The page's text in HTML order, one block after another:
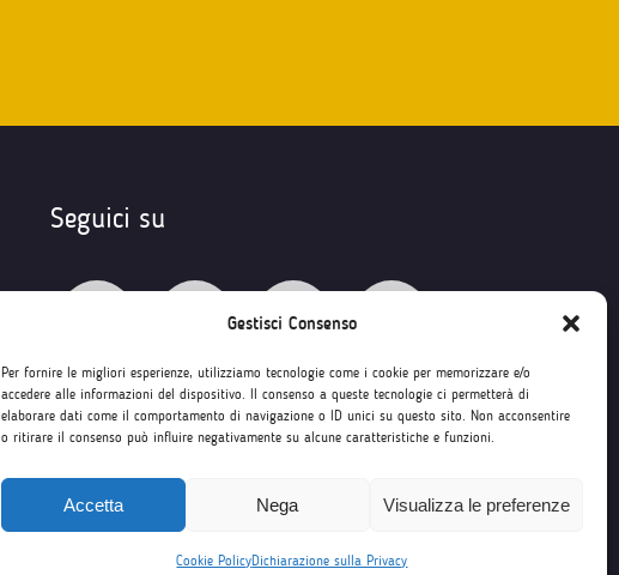
Gestisci Consenso
Per fornire le migliori esperienze, utilizziamo tecnologie come i cookie per memorizzare e/o
accedere alle informazioni del dispositivo. Il consenso a queste tecnologie ci permetterà di
elaborare dati come il comportamento di navigazione o ID unici su questo sito. Non acconsentire
o ritirare il consenso può influire negativamente su alcune caratteristiche e funzioni.
Accetta Nega Visualizza le preferenze
Cookie PolicyDichiarazione sulla Privacy
Seguici su